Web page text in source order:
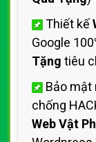
Thiết kế
Google
Tặng tiêu
Bảo mật
chống
Web Vật